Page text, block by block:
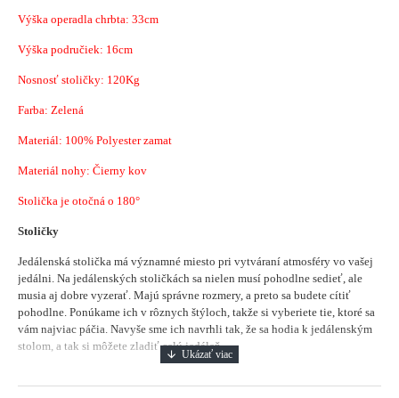
Výška operadla chrbta: 33cm
Výška područiek: 16cm
Nosnosť stoličky: 120Kg
Farba: Zelená
Materiál: 100% Polyester zamat
Materiál nohy: Čierny kov
Stolička je otočná o 180°
Stoličky
Jedálenská stolička má významné miesto pri vytváraní atmosféry vo vašej
jedálni. Na jedálenských stoličkách sa nielen musí pohodlne sedieť, ale
musia aj dobre vyzerať. Majú správne rozmery, a preto sa budete cítiť
pohodlne. Ponúkame ich v rôznych štýloch, takže si vyberiete tie, ktoré sa
vám najviac páčia. Navyše sme ich navrhli tak, že sa hodia k jedálenským
stolom, a tak si môžete zladiť celú jedáleň.